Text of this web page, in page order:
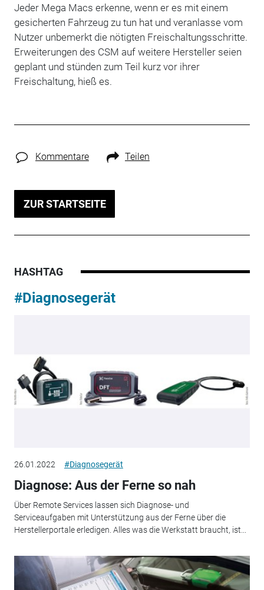
Jeder Mega Macs erkenne, wenn er es mit einem
gesicherten Fahrzeug zu tun hat und veranlasse vom
Nutzer unbemerkt die nötigten Freischaltungsschritte.
Erweiterungen des CSM auf weitere Hersteller seien
geplant und stünden zum Teil kurz vor ihrer
Freischaltung, hieß es.
Kommentare Teilen
ZUR STARTSEITE
HASHTAG
#Diagnosegerät
26.01.2022 #Diagnosegerät
Diagnose: Aus der Ferne so nah
Über Remote Services lassen sich Diagnose- und
Serviceaufgaben mit Unterstützung aus der Ferne über die
Herstellerportale erledigen. Alles was die Werkstatt braucht, ist...